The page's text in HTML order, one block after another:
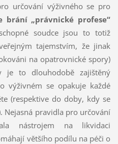
určování výživného se pro
brání „právnické profese“
soudce jsou to totiž
tajemstvím, že jinak
na opatrovnické spory)
je to dlouhodobě zajištěný
výživném se opakuje každé
(respektive do doby, kdy se
Nejasná pravidla pro určování
nástrojem na likvidaci
většího podílu na péči o